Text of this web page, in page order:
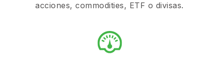
acciones, commodities, ETF o divisas.